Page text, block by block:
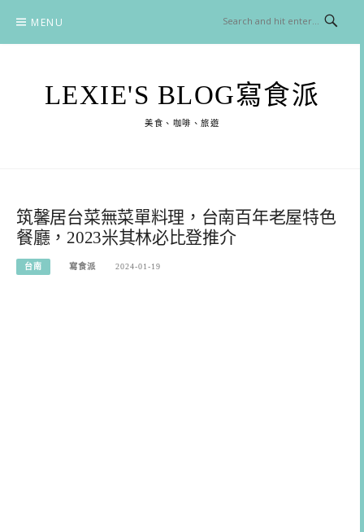
content
MENU
LEXIE'S BLOG寫食派
美食、咖啡、旅遊
筑馨居台菜無菜單料理，台南百年老屋特色
餐廳，2023米其林必比登推介
台南 寫食派 2024-01-19